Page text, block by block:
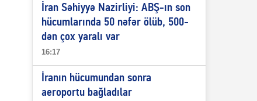
İran Səhiyyə Nazirliyi: ABŞ-ın son
hücumlarında 50 nəfər ölüb, 500-
dən çox yaralı var
16:17
İranın hücumundan sonra
aeroportu bağladılar